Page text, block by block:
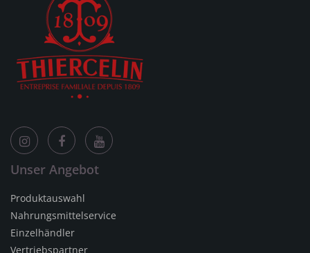
Unser Angebot
Produktauswahl
Nahrungsmittelservice
Einzelhändler
Vertriebspartner